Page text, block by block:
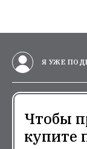
Я УЖЕ
Чтобы
купите